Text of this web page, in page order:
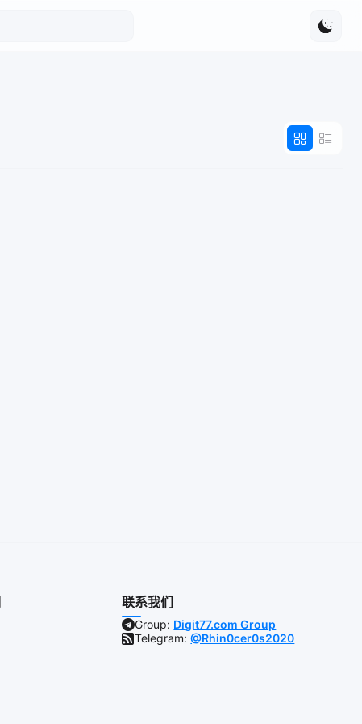
联系我们
Group: Digit77.com Group
Telegram:@Rhin0cer0s2020